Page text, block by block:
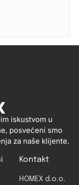
iskustvom u
posvećeni smo
za naše klijente.
Kontakt
HOMEX d.o.o.